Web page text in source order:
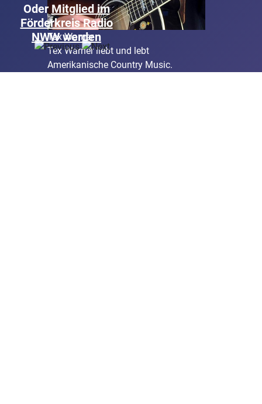
Tex Warner
Tex Warner liebt und lebt
Amerikanische Country Music.
Oder Mitglied im
Förderkreis Radio
NWW werden